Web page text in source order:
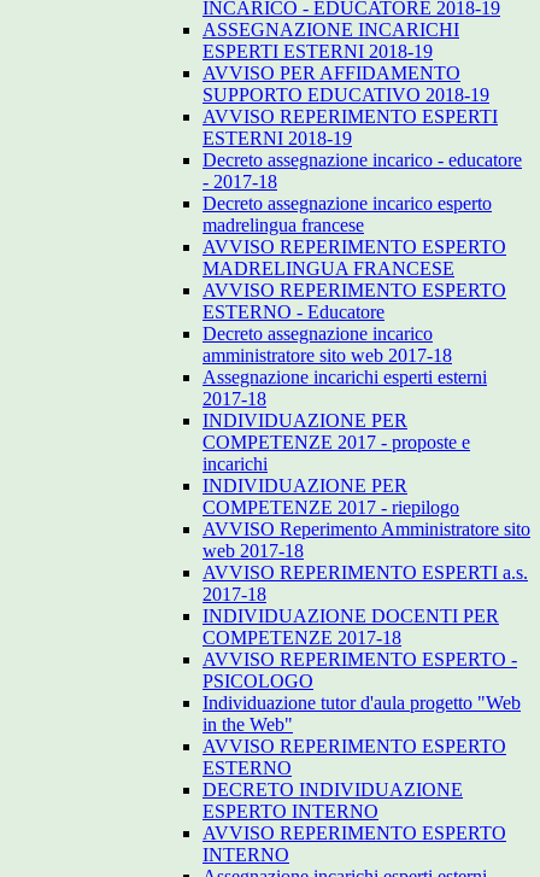
INCARICO - EDUCATORE 2018-19
ASSEGNAZIONE INCARICHI
ESPERTI ESTERNI 2018-19
AVVISO PER AFFIDAMENTO
SUPPORTO EDUCATIVO 2018-19
AVVISO REPERIMENTO ESPERTI
ESTERNI 2018-19
Decreto assegnazione incarico - educatore
- 2017-18
Decreto assegnazione incarico esperto
madrelingua francese
AVVISO REPERIMENTO ESPERTO
MADRELINGUA FRANCESE
AVVISO REPERIMENTO ESPERTO
ESTERNO - Educatore
Decreto assegnazione incarico
amministratore sito web 2017-18
Assegnazione incarichi esperti esterni
2017-18
INDIVIDUAZIONE PER
COMPETENZE 2017 - proposte e
incarichi
INDIVIDUAZIONE PER
COMPETENZE 2017 - riepilogo
AVVISO Reperimento Amministratore sito
web 2017-18
AVVISO REPERIMENTO ESPERTI a.s.
2017-18
INDIVIDUAZIONE DOCENTI PER
COMPETENZE 2017-18
AVVISO REPERIMENTO ESPERTO -
PSICOLOGO
Individuazione tutor d'aula progetto "Web
in the Web"
AVVISO REPERIMENTO ESPERTO
ESTERNO
DECRETO INDIVIDUAZIONE
ESPERTO INTERNO
AVVISO REPERIMENTO ESPERTO
INTERNO